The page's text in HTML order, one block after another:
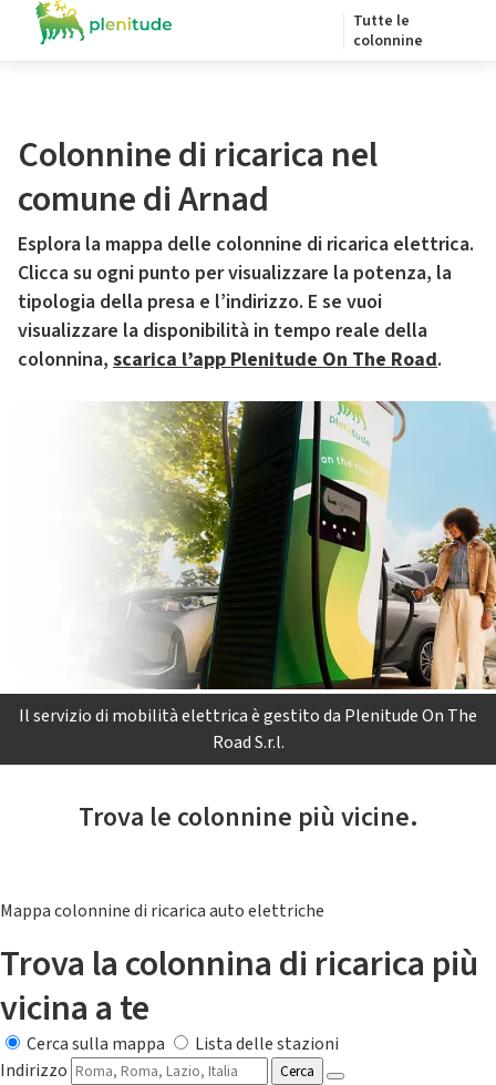
Tutte le
colonnine
Colonnine di ricarica nel
comune di Arnad
Esplora la mappa delle colonnine di ricarica elettrica.
Clicca su ogni punto per visualizzare la potenza, la
tipologia della presa e l’indirizzo. E se vuoi
visualizzare la disponibilità in tempo reale della
colonnina, scarica l’app Plenitude On The Road.
Il servizio di mobilità elettrica è gestito da Plenitude On The
Road S.r.l.
Trova le colonnine più vicine.
Mappa colonnine di ricarica auto elettriche
Trova la colonnina di ricarica più
vicina a te
Cerca sulla mappa
Lista delle stazioni
Indirizzo
Cerca